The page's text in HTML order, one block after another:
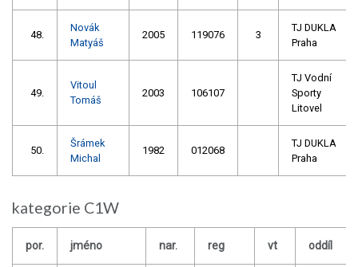
48.
Novák
Matyáš
2005 119076 3
TJ DUKLA
Praha
49.
Vitoul
Tomáš
2003 106107
TJ Vodní
Sporty
Litovel
50.
Šrámek
Michal
1982 012068
TJ DUKLA
Praha
kategorie C1W
por. jméno nar. reg vt oddíl